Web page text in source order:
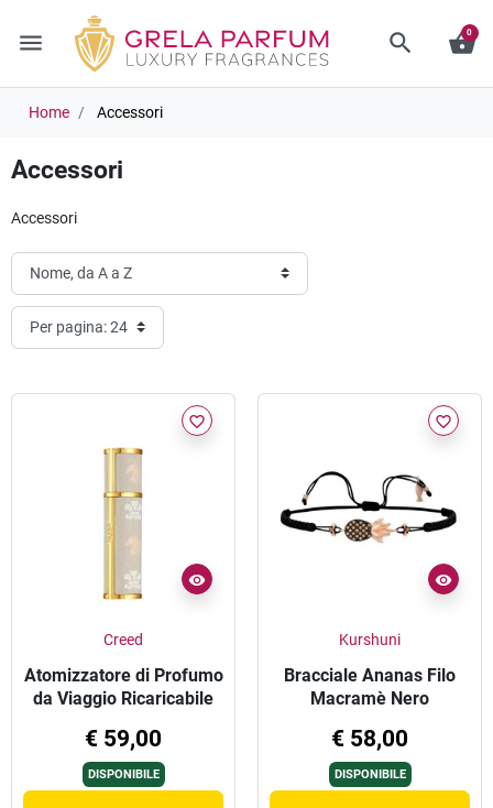
menu search shopping_basket
0
Home Accessori
Accessori
Accessori
favorite_border
Creed
Atomizzatore di Profumo
da Viaggio Ricaricabile
€ 59,00
DISPONIBILE
favorite_border
Kurshuni
Bracciale Ananas Filo
Macramè Nero
€ 58,00
DISPONIBILE